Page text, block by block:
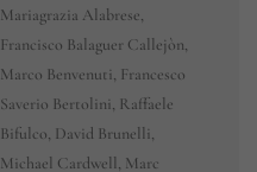
Mariagrazia Alabrese,
Francisco Balaguer Callejòn,
Marco Benvenuti, Francesco
Saverio Bertolini, Raffaele
Bifulco, David Brunelli,
Michael Cardwell, Marc